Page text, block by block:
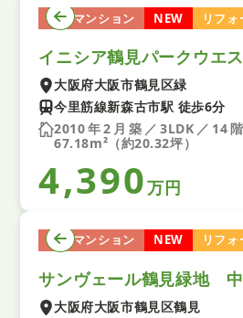
中古マンション NEW リフ
大阪府大阪市鶴見区緑
今里筋線新森古市駅 徒歩6分
2010年2月築／3LDK／14
67.18m²（約20.32坪）
4,390万円
中古マンション NEW リフ
サンヴェール鶴見緑地
大阪府大阪市鶴見区鶴見